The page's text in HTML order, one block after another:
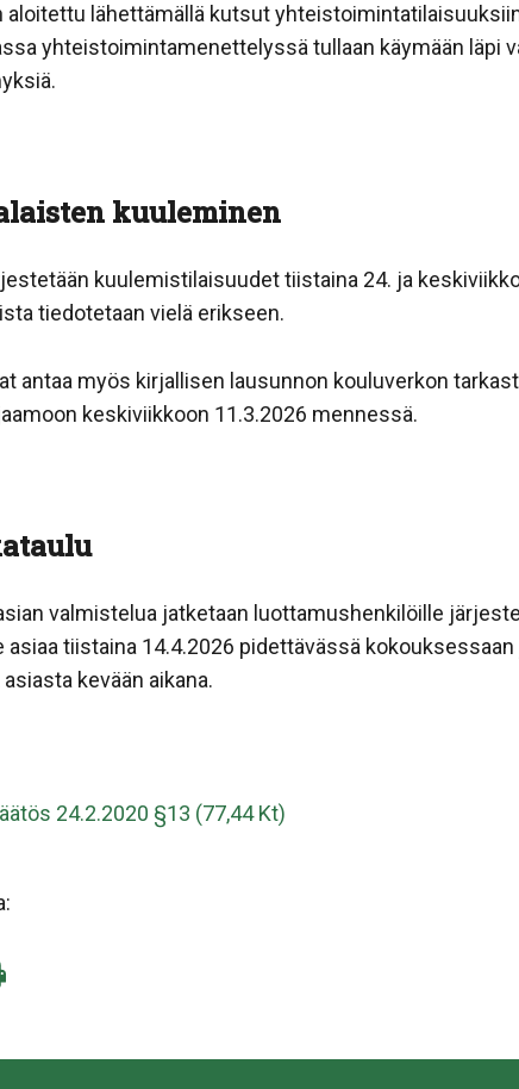
lähettämällä kutsut
yhteistoimintamenettelyssä tullaan käymään läpi
kuuleminen
kuulemistilaisuudet tiistaina 24. ja
tiedotetaan vielä erikseen.
antaa myös kirjallisen lausunnon kouluverkon
keskiviikkoon 11.3.2026 mennessä.
valmistelua jatketaan luottamushenkilöille
tiistaina 14.4.2026 pidettävässä
kevään aikana.
24.2.2020 §13 (77,44 Kt)